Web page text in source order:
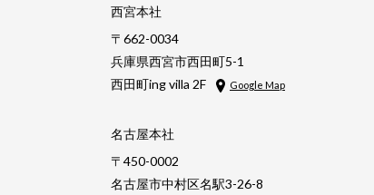
西宮本社
〒662-0034
兵庫県西宮市西田町5-1
西田町ing villa 2F
Google Map
名古屋本社
〒450-0002
名古屋市中村区名駅3-26-8